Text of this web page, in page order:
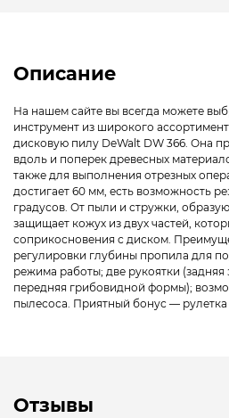
Описание
На нашем сайте вы всегда можете
инструмент из широкого
дисковую пилу DeWalt DW 366. Она
вдоль и поперек древесных
также для выполнения отрезных
достигает 60 мм, есть возможность
градусов. От пыли и стружки,
защищает кожух из двух частей,
соприкосновения с диском.
регулировки глубины пропила для
режима работы; две рукоятки
передняя грибовидной формы);
пылесоса. Приятный бонус — рулетка
Отзывы